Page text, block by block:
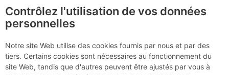
certaines pages ne sont plus accessibles, manquantes ou
incomplètes, déconnectez-vous puis reconnectez-vous à votre
compte sur le site.
Caroux - Roc du Dièdre
Rouge : Dièdre Rouge
Lundi 15
Contrôlez l'utilisation de vos données
personnelles
Notre site Web utilise des cookies fournis par nous et par des
tiers. Certains cookies sont nécessaires au fonctionnement du
site Web, tandis que d'autres peuvent être ajustés par vous à